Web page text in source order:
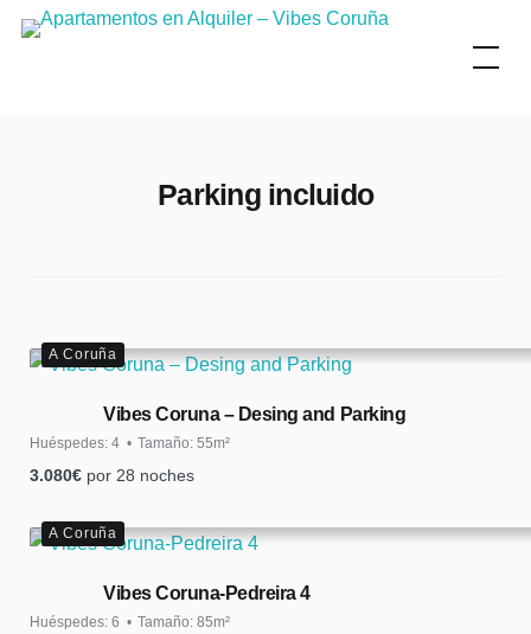
Skip
Parking incluido
A Coruña
Vibes Coruna – Desing and Parking
Huéspedes: 4 Tamaño: 55m²
3.080€ por 28 noches
A Coruña
Vibes Coruna-Pedreira 4
Huéspedes: 6 Tamaño: 85m²